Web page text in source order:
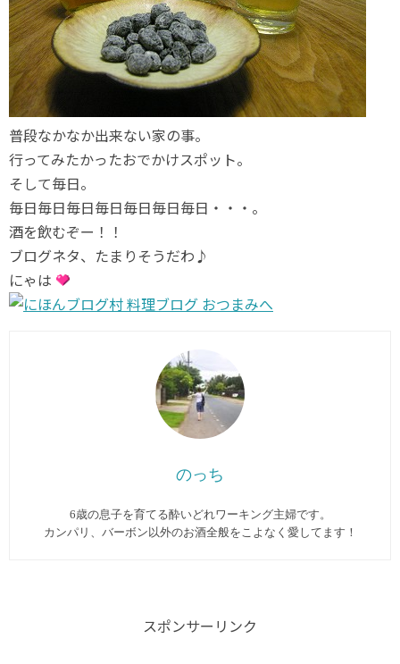
普段なかなか出来ない家の事。
行ってみたかったおでかけスポット。
そして毎日。
毎日毎日毎日毎日毎日毎日毎日・・・。
酒を飲むぞー！！
ブログネタ、たまりそうだわ♪
にゃは
のっち
6歳の息子を育てる酔いどれワーキング主婦です。
カンパリ、バーボン以外のお酒全般をこよなく愛してます︎！
スポンサーリンク